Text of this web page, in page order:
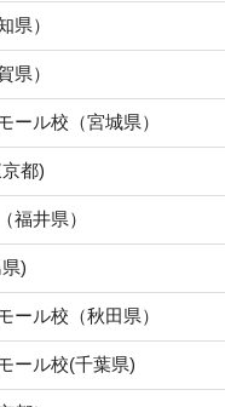
県）
県）
ール校（宮城県）
都)
福井県）
)
ール校（秋田県）
ール校(千葉県)